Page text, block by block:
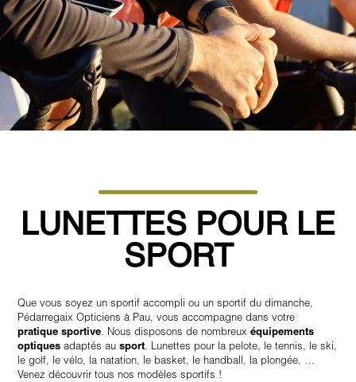
LUNETTES POUR LE
SPORT
Que vous soyez un sportif accompli ou un sportif du dimanche,
Pédarregaix Opticiens à Pau, vous accompagne dans votre
pratique sportive. Nous disposons de nombreuxéquipements
optiques adaptés ausport. Lunettes pour la pelote, le tennis, le ski,
le golf, le vélo, la natation, le basket, le handball, la plongée, …
Venez découvrir tous nos modèles sportifs !